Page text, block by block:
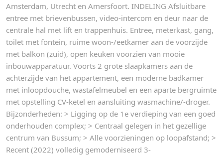
Amsterdam, Utrecht en Amersfoort. INDELING Afsluitbare
entree met brievenbussen, video-intercom en deur naar de
centrale hal met lift en trappenhuis. Entree, meterkast, gang,
toilet met fontein, ruime woon-/eetkamer aan de voorzijde
met balkon (zuid), open keuken voorzien van mooie
inbouwapparatuur. Voorts 2 grote slaapkamers aan de
achterzijde van het appartement, een moderne badkamer
met inloopdouche, wastafelmeubel en een aparte bergruimte
met opstelling CV-ketel en aansluiting wasmachine/-droger.
Bijzonderheden: > Ligging op de 1e verdieping van een goed
onderhouden complex; > Centraal gelegen in het gezellige
centrum van Bussum; > Alle voorzieningen op loopafstand; >
Recent (2022) volledig gemoderniseerd 3-